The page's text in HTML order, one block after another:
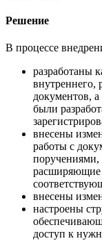
Решение
В процессе
разработаны
внутреннего,
документов,
были
внесены
работы с
поручениями,
расширяющие
внесены
настроены
доступ к